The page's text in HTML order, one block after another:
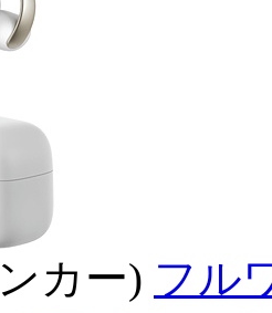
カー) フル